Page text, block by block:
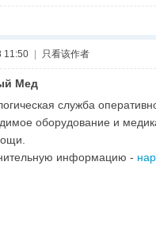
11:50 只看该作者
Мед
служба
оборудование и
информацию -